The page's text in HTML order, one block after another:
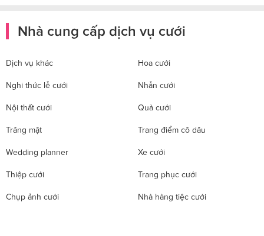
Nhà cung cấp dịch vụ cưới
Dịch vụ khác Hoa cưới
Nghi thức lễ cưới Nhẫn cưới
Nội thất cưới Quà cưới
Trăng mật Trang điểm cô dâu
Wedding planner Xe cưới
Thiệp cưới Trang phục cưới
Chụp ảnh cưới Nhà hàng tiệc cưới